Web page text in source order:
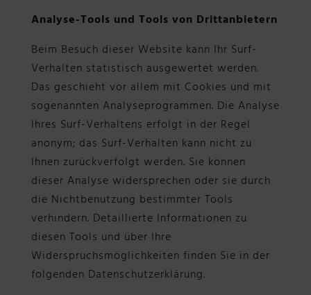
Analyse-Tools und Tools von Drittanbietern
Beim Besuch dieser Website kann Ihr Surf-
Verhalten statistisch ausgewertet werden.
Das geschieht vor allem mit Cookies und mit
sogenannten Analyseprogrammen. Die Analyse
Ihres Surf-Verhaltens erfolgt in der Regel
anonym; das Surf-Verhalten kann nicht zu
Ihnen zurückverfolgt werden. Sie können
dieser Analyse widersprechen oder sie durch
die Nichtbenutzung bestimmter Tools
verhindern. Detaillierte Informationen zu
diesen Tools und über Ihre
Widerspruchsmöglichkeiten finden Sie in der
folgenden Datenschutzerklärung.